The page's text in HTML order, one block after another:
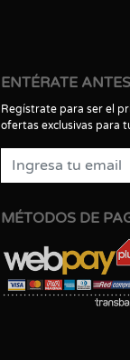
ENTÉRATE
Regístrate para ser el
ofertas exclusivas para
MÉTODOS DE